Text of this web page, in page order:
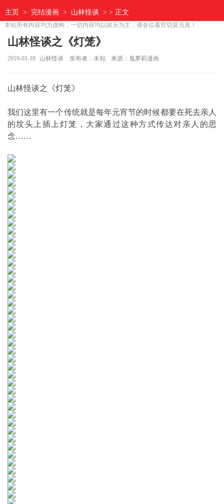
主页 > 完结漫画 > 山林怪谈 > > 正文
本站所有内容均为虚构，一切内容均以娱乐为主，请各位看官切莫当真！
山林怪谈之《灯笼》
2019-01-18 山林怪谈 发布者：未知 来源：鬼萝莉漫画
山林怪谈之《灯笼》
我们这里有一个传统就是每年元宵节的时候都要在死去亲人
的坟头上插上灯笼，大家通过这种方式传达对亲人的思
念……